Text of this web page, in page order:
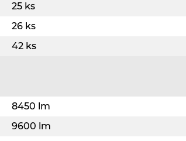
25 ks
26 ks
42 ks
8450 lm
9600 lm